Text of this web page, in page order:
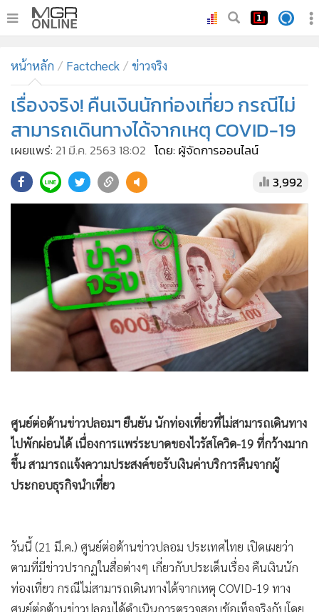
ทันเหตุการณ์
• ภาคใต้
Online Section
• ผู้จัดการรายวัน
• คอลัมนิสต์
CbizReview
• Cyber BIZ
ผู้จัดกวน
• Good health & Well-being
• Green Innovation & SD
Management & HR
• การเมือง
• ท่องเที่ยว
• กีฬา
ต่างประเทศ
•
เศรษฐกิจ-ธุรกิจ
• จีน
• ชุมชน-คุณภาพชีวิต
• อาชญากรรม
หน้าหลัก Factcheck ข่าวจริง
เรื่องจริง! คืนเงินนักท่องเที่ยว กรณีไม่
สามารถเดินทางได้จากเหตุ COVID-19
เผยแพร่: 21 มี.ค. 2563 18:02 โดย: ผู้จัดการออนไลน์
3,992
ศูนย์ต่อต้านข่าวปลอมฯ ยืนยัน นักท่องเที่ยวที่ไม่สามารถเดินทาง
ไปพักผ่อนได้ เนื่องการแพร่ระบาดของไวรัสโควิด-19 ที่กว้างมาก
ขึ้น สามารถแจ้งความประสงค์ขอรับเงินค่าบริการคืนจากผู้
ประกอบธุรกิจนำเที่ยว
วันนี้ (21 มี.ค.) ศูนย์ต่อต้านข่าวปลอม ประเทศไทย เปิดเผยว่า
ตามที่มีข่าวปรากฏในสื่อต่างๆ เกี่ยวกับประเด็นเรื่อง คืนเงินนัก
ท่องเที่ยว กรณีไม่สามารถเดินทางได้จากเหตุ COVID-19 ทาง
ศูนย์ต่อต้านข่าวปลอมได้ดำเนินการตรวจสอบข้อเท็จจริงกับโดย